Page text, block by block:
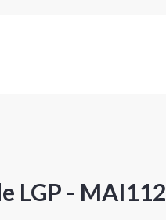
LGP - MAI112